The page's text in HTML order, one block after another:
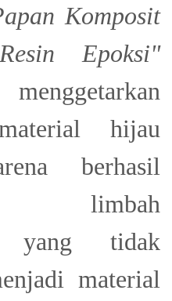
Komposit
Epoksi"
hijau
berhasil
limbah
yang tidak
material